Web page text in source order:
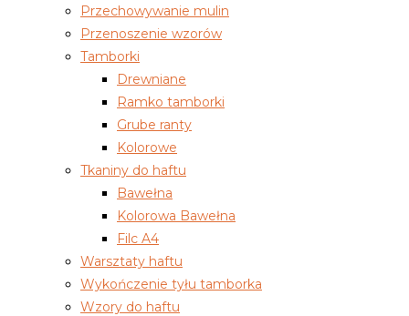
Przechowywanie mulin
Przenoszenie wzorów
Tamborki
Drewniane
Ramko tamborki
Grube ranty
Kolorowe
Tkaniny do haftu
Bawełna
Kolorowa Bawełna
Filc A4
Warsztaty haftu
Wykończenie tyłu tamborka
Wzory do haftu